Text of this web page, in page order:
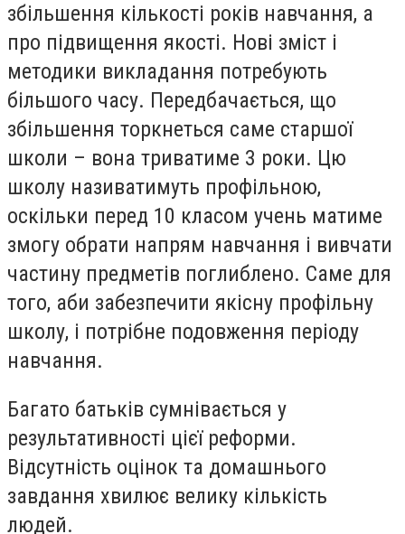
збільшення кількості років навчання, а
про підвищення якості. Нові зміст і
методики викладання потребують
більшого часу. Передбачається, що
збільшення торкнеться саме старшої
школи – вона триватиме 3 роки. Цю
школу називатимуть профільною,
оскільки перед 10 класом учень матиме
змогу обрати напрям навчання і вивчати
частину предметів поглиблено. Саме для
того, аби забезпечити якісну профільну
школу, і потрібне подовження періоду
навчання.
Багато батьків сумнівається у
результативності цієї реформи.
Відсутність оцінок та домашнього
завдання хвилює велику кількість
людей.